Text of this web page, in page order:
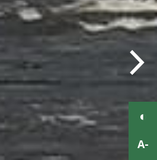
Next